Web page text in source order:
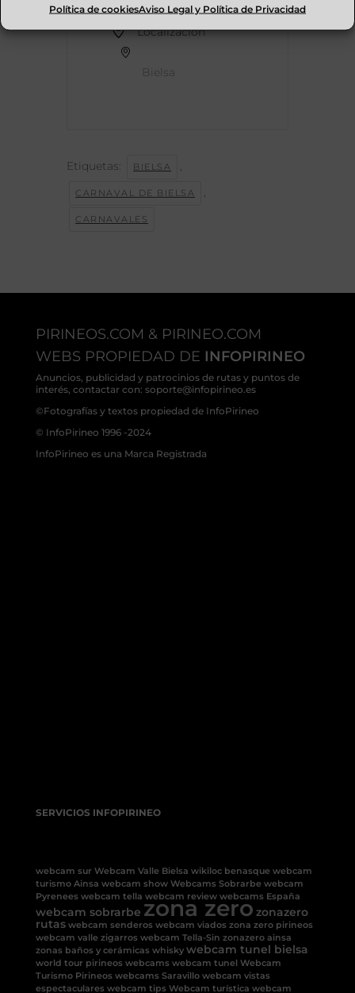
Política de cookiesAviso Legal y Política de Privacidad
Localización
Bielsa
Etiquetas: BIELSA ,
CARNAVAL DE BIELSA ,
CARNAVALES
PIRINEOS.COM & PIRINEO.COM
WEBS PROPIEDAD DE INFOPIRINEO
Anuncios, publicidad y patrocinios de rutas y puntos de
interés, contactar con: soporte@infopirineo.es
©Fotografías y textos propiedad de InfoPirineo
© InfoPirineo 1996 -2024
InfoPirineo es una Marca Registrada
SERVICIOS INFOPIRINEO
webcam sur Webcam Valle Bielsa wikiloc benasque webcam
turismo Ainsa webcam show Webcams Sobrarbe webcam
Pyrenees webcam tella webcam review webcams España
webcam sobrarbe zona zero zonazero
rutas webcam senderos webcam viados zona zero pirineos
webcam valle zigarros webcam Tella-Sin zonazero ainsa
zonas baños y cerámicas whisky webcam tunel bielsa
world tour pirineos webcams webcam tunel Webcam
Turismo Pirineos webcams Saravillo webcam vistas
espectaculares webcam tips Webcam turística webcam